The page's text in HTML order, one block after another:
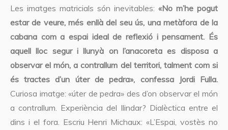
Les imatges matricials són inevitables:«No m’he pogut
estar de veure, més enllà del seu ús, una metàfora de la
cabana com a espai ideal de reflexió i pensament. És
aquell lloc segur i llunyà on l’anacoreta es disposa a
observar el món, a contrallum del territori, talment com si
és tractes d’un úter de pedra», confessa Jordi Fulla.
Curiosa imatge: «úter de pedra» des d’on observar el món
a contrallum. Experiència del llindar? Dialèctica entre el
dins i el fora. Escriu Henri Michaux: «L’Espai, vostès no